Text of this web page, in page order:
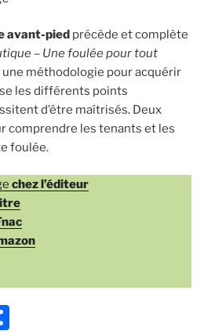
avant-pied précède et complète
– Une foulée pour tout
une méthodologie pour acquérir
les différents points
d’être maîtrisés. Deux
comprendre les tenants et les
foulée.
chez l’éditeur